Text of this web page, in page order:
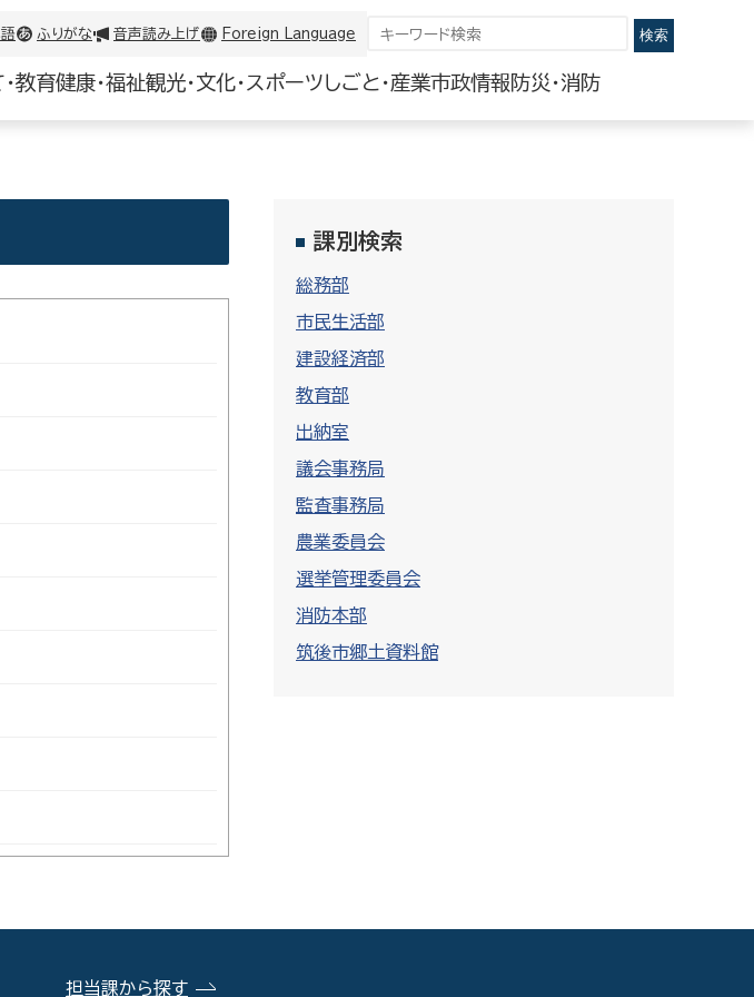
ふりがな 音声読み上げ Foreign Language
教育健康・福祉観光・文化・スポーツしごと・産業市政情報 防災・消防
課別検索
総務部
市民生活部
建設経済部
教育部
出納室
議会事務局
監査事務局
農業委員会
選挙管理委員会
消防本部
筑後市郷土資料館
担当課から探す